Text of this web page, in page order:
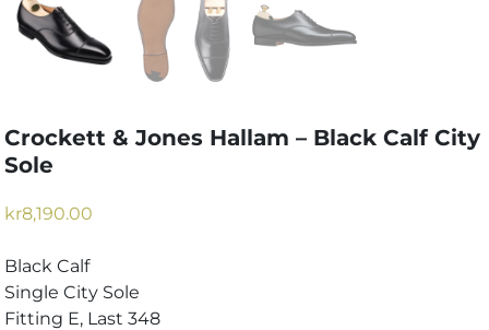
Crockett & Jones Hallam – Black Calf City
Sole
kr8,190.00
Black Calf
Single City Sole
Fitting E, Last 348